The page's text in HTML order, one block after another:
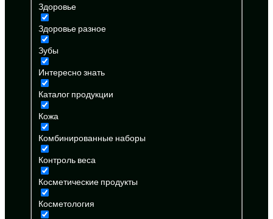
Здоровье
Здоровье разное
Зубы
Интересно знать
Каталог продукции
Кожа
Комбинированные наборы
Контроль веса
Косметические продукты
Косметология